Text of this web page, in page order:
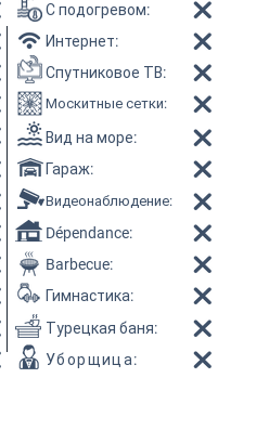
С подогревом:
Интернет:
Спутниковое ТВ:
Москитные сетки:
Вид на море:
Гараж:
Видеонаблюдение:
Dépendance:
Barbecue:
Гимнастика:
Турецкая баня:
Уборщица: